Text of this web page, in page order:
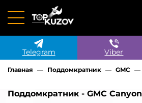
Telegram Viber
Главная Поддомкратник GMC
Поддомкратник - GMC Canyon